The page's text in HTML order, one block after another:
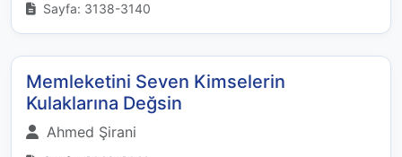
Sayfa: 3138-3140
Memleketini Seven Kimselerin
Kulaklarına Değsin
Ahmed Şirani